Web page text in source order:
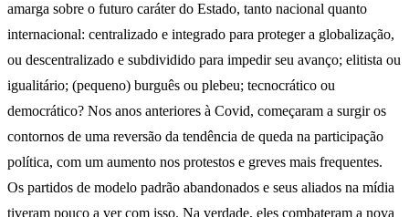
amarga sobre o futuro caráter do Estado, tanto nacional quanto
internacional: centralizado e integrado para proteger a globalização,
ou descentralizado e subdividido para impedir seu avanço; elitista ou
igualitário; (pequeno) burguês ou plebeu; tecnocrático ou
democrático? Nos anos anteriores à Covid, começaram a surgir os
contornos de uma reversão da tendência de queda na participação
política, com um aumento nos protestos e greves mais frequentes.
Os partidos de modelo padrão abandonados e seus aliados na mídia
tiveram pouco a ver com isso. Na verdade, eles combateram a nova